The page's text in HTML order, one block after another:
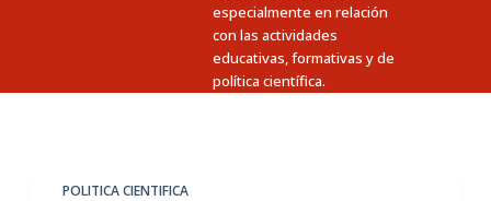
n
especialmente en relación
con las actividades
educativas, formativas y de
política científica.
POLITICA CIENTIFICA